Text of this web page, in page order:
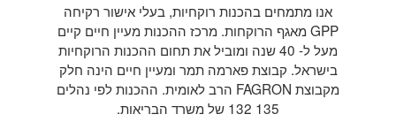
אנו מתמחים בהכנות רוקחיות, בעלי אישור רקיחה
GPP מאגף הרוקחות. מרכז ההכנות מעיין חיים קיים
מעל ל- 40 שנה ומוביל את תחום ההכנות הרוקחיות
בישראל. קבוצת פארמה תמר ומעיין חיים הינה חלק
מקבוצת FAGRON הרב לאומית. ההכנות לפי נהלים
135 132 של משרד הבריאות.